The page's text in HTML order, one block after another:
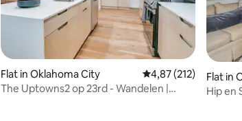
van 4,93 op 5, 176 recensies
Flat in Oklahoma City Gemiddelde
4,87 (212)
The Uptowns2 op 23rd - Wandelen |
Flat in
Hip en